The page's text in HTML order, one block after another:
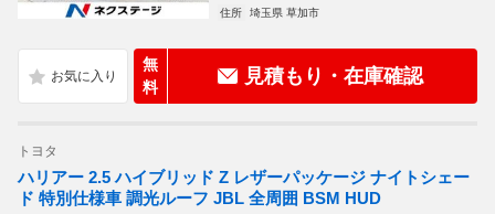
住所
埼玉県 草加市
無
料
見積もり・在庫確認
トヨタ
ハリアー 2.5 ハイブリッド Z レザーパッケージ ナイトシェー
ド 特別仕様車 調光ルーフ JBL 全周囲 BSM HUD